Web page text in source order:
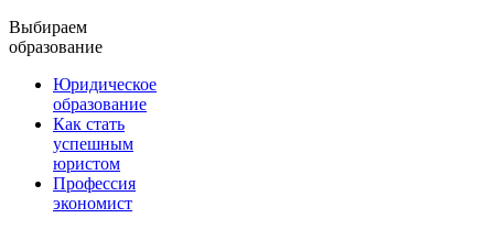
Выбираем
образование
Юридическое
образование
Как стать
успешным
юристом
Профессия
экономист